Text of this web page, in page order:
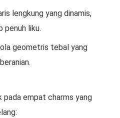
lengkung yang dinamis,
penuh liku.
geometris tebal yang
pada empat charms yang